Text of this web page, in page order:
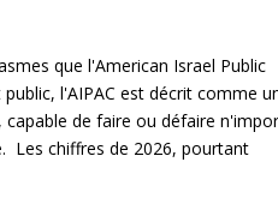
que l'American Israel Public
l'AIPAC est décrit comme
de faire ou défaire
Les chiffres de 2026, pourtant